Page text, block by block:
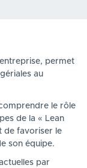
permet
au
le rôle
de la « Lean
de favoriser le
son équipe.
par